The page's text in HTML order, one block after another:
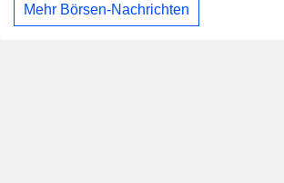
Mehr Börsen-Nachrichten